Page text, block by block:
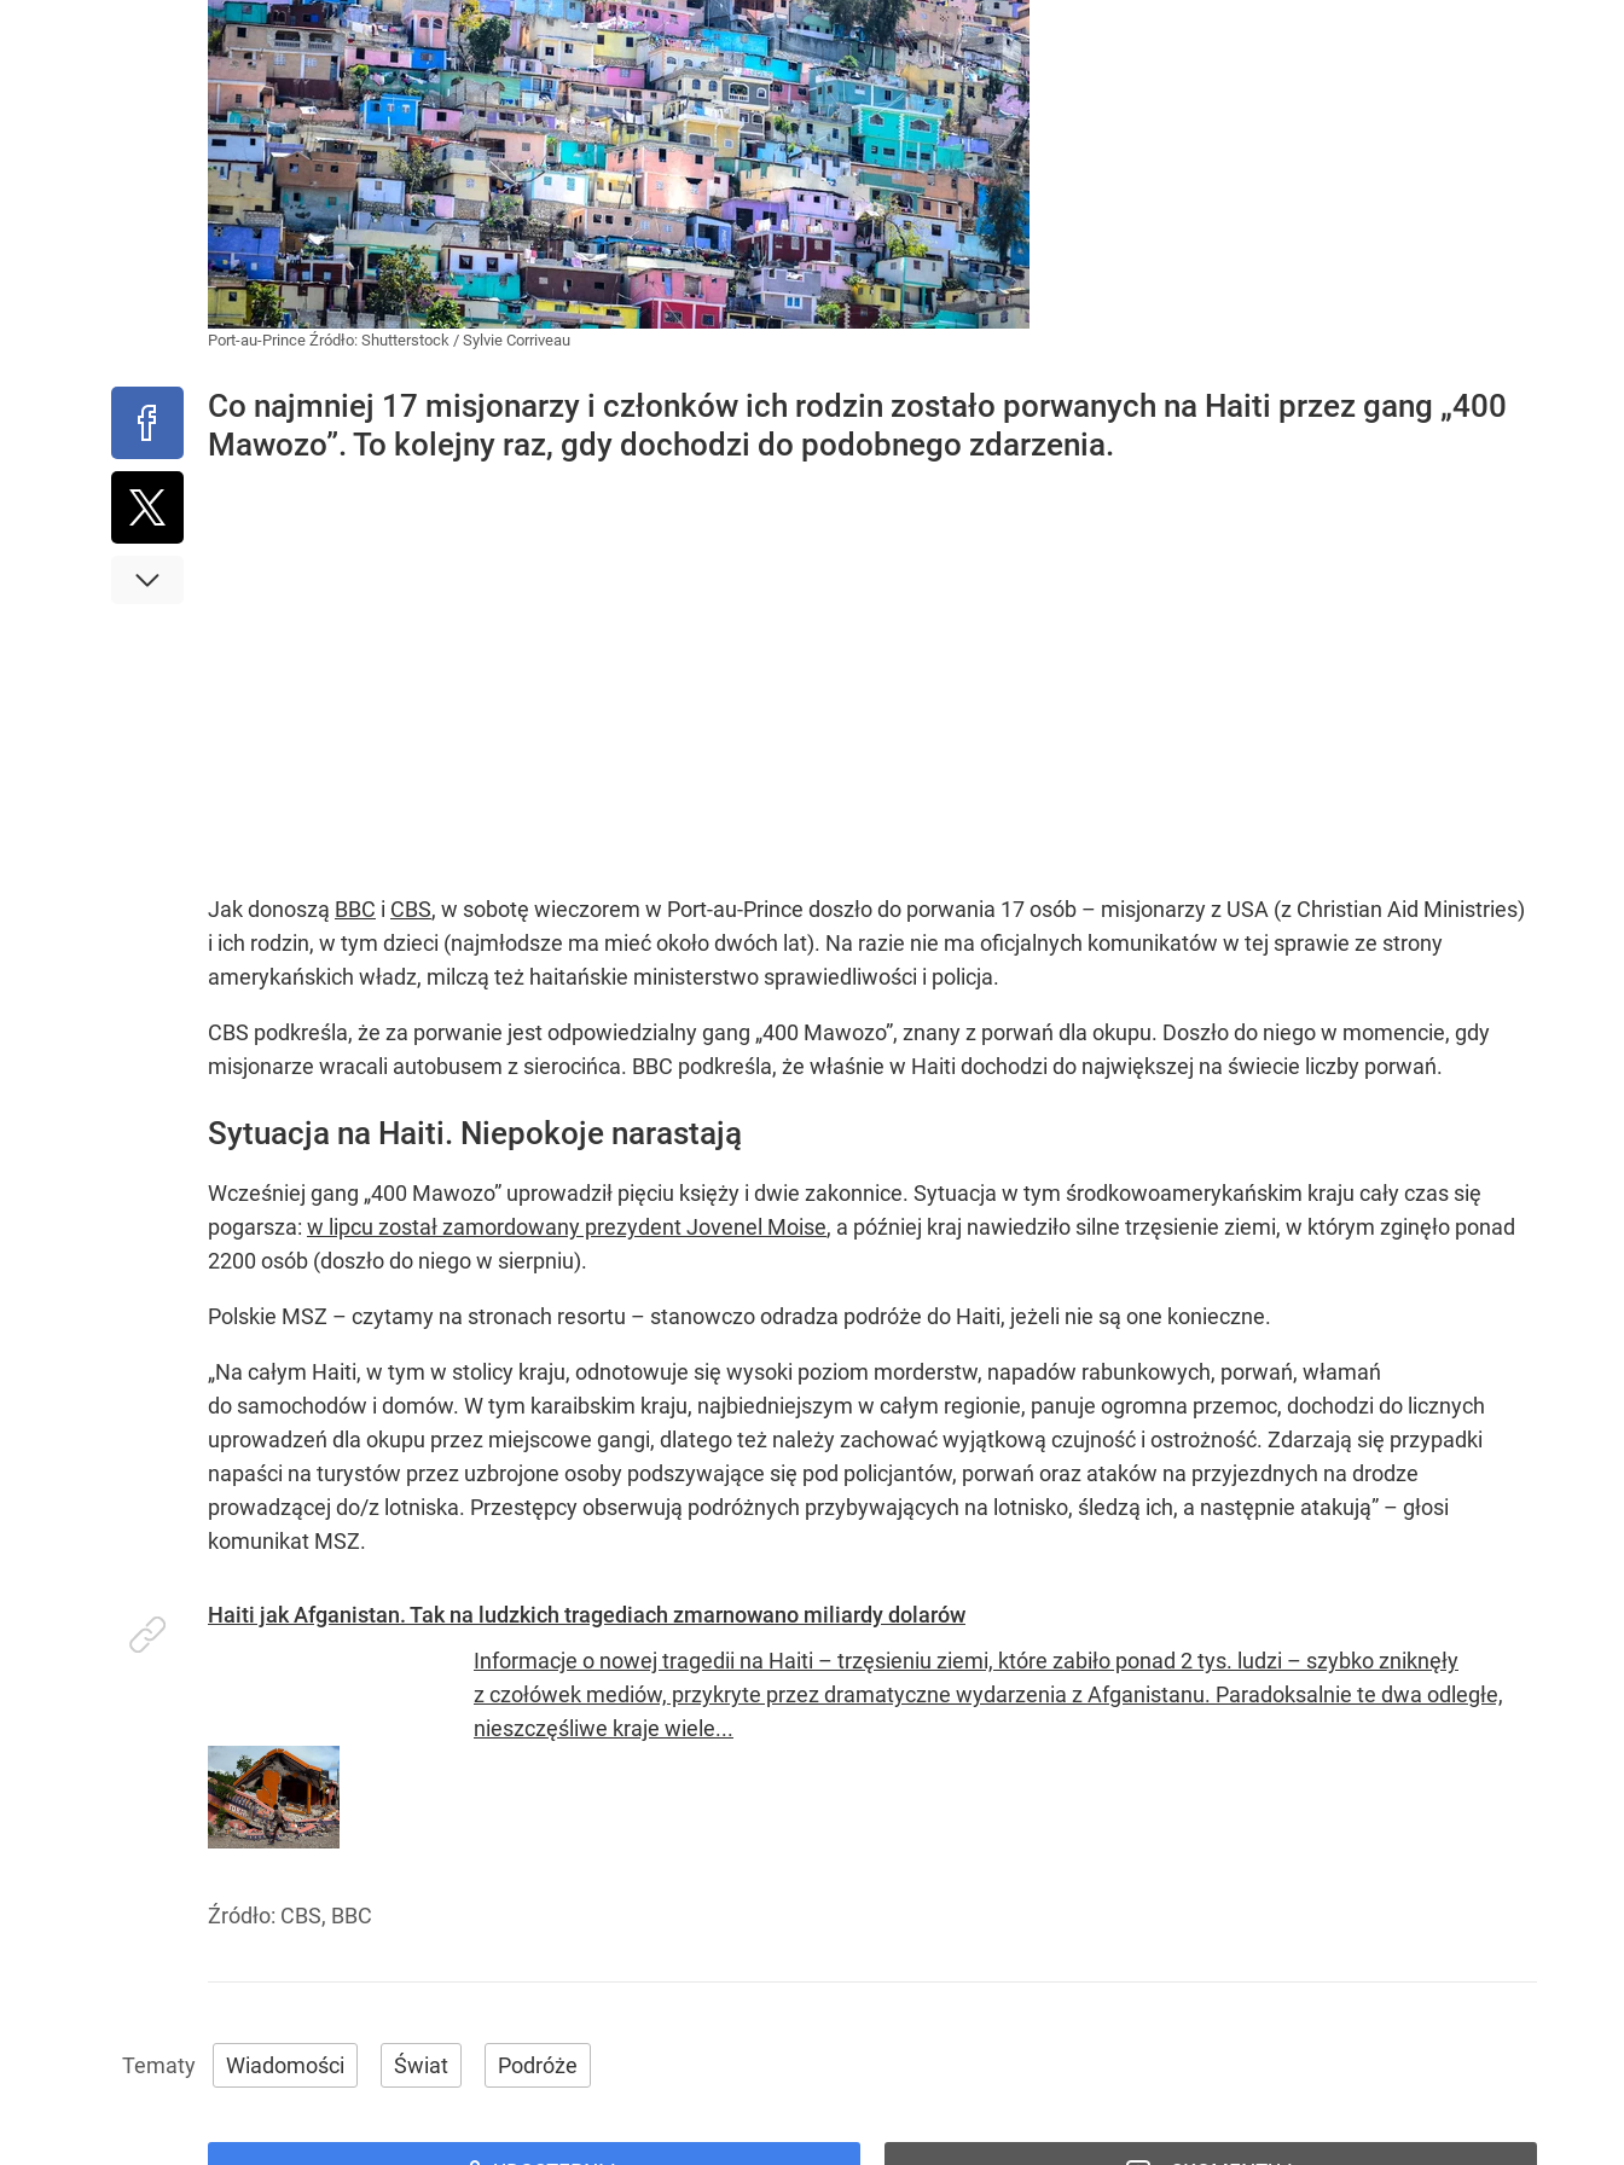
Port-au-Prince Źródło: Shutterstock / Sylvie Corriveau
Co najmniej 17 misjonarzy i członków ich rodzin zostało porwanych na Haiti przez gang „400
Mawozo”. To kolejny raz, gdy dochodzi do podobnego zdarzenia.
Jak donoszą BBC i CBS, w sobotę wieczorem w Port-au-Prince doszło do porwania 17 osób – misjonarzy z USA (z Christian Aid Ministries)
i ich rodzin, w tym dzieci (najmłodsze ma mieć około dwóch lat). Na razie nie ma oficjalnych komunikatów w tej sprawie ze strony
amerykańskich władz, milczą też haitańskie ministerstwo sprawiedliwości i policja.
CBS podkreśla, że za porwanie jest odpowiedzialny gang „400 Mawozo”, znany z porwań dla okupu. Doszło do niego w momencie, gdy
misjonarze wracali autobusem z sierocińca. BBC podkreśla, że właśnie w Haiti dochodzi do największej na świecie liczby porwań.
Sytuacja na Haiti. Niepokoje narastają
Wcześniej gang „400 Mawozo” uprowadził pięciu księży i dwie zakonnice. Sytuacja w tym środkowoamerykańskim kraju cały czas się
pogarsza: w lipcu został zamordowany prezydent Jovenel Moise, a później kraj nawiedziło silne trzęsienie ziemi, w którym zginęło ponad
2200 osób (doszło do niego w sierpniu).
Polskie MSZ – czytamy na stronach resortu – stanowczo odradza podróże do Haiti, jeżeli nie są one konieczne.
„Na całym Haiti, w tym w stolicy kraju, odnotowuje się wysoki poziom morderstw, napadów rabunkowych, porwań, włamań
do samochodów i domów. W tym karaibskim kraju, najbiedniejszym w całym regionie, panuje ogromna przemoc, dochodzi do licznych
uprowadzeń dla okupu przez miejscowe gangi, dlatego też należy zachować wyjątkową czujność i ostrożność. Zdarzają się przypadki
napaści na turystów przez uzbrojone osoby podszywające się pod policjantów, porwań oraz ataków na przyjezdnych na drodze
prowadzącej do/z lotniska. Przestępcy obserwują podróżnych przybywających na lotnisko, śledzą ich, a następnie atakują” – głosi
komunikat MSZ.
Haiti jak Afganistan. Tak na ludzkich tragediach zmarnowano miliardy dolarów
Informacje o nowej tragedii na Haiti – trzęsieniu ziemi, które zabiło ponad 2 tys. ludzi – szybko zniknęły
z czołówek mediów, przykryte przez dramatyczne wydarzenia z Afganistanu. Paradoksalnie te dwa odległe,
nieszczęśliwe kraje wiele...
Źródło: CBS, BBC
Wiadomości Świat Podróże